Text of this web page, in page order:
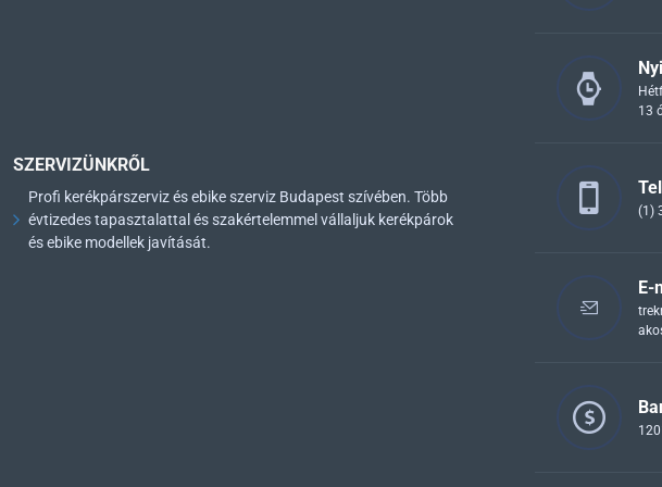
SZERVIZÜNKRŐL
Profi kerékpárszerviz és ebike szerviz Budapest szívében. Több
évtizedes tapasztalattal és szakértelemmel vállaljuk kerékpárok
és ebike modellek javítását.
13
(1)
E-